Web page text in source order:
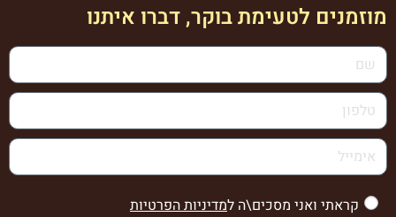
מוזמנים לטעימת בוקר, דברו איתנו
קראתי ואני מסכים\ה למדיניות הפרטיות